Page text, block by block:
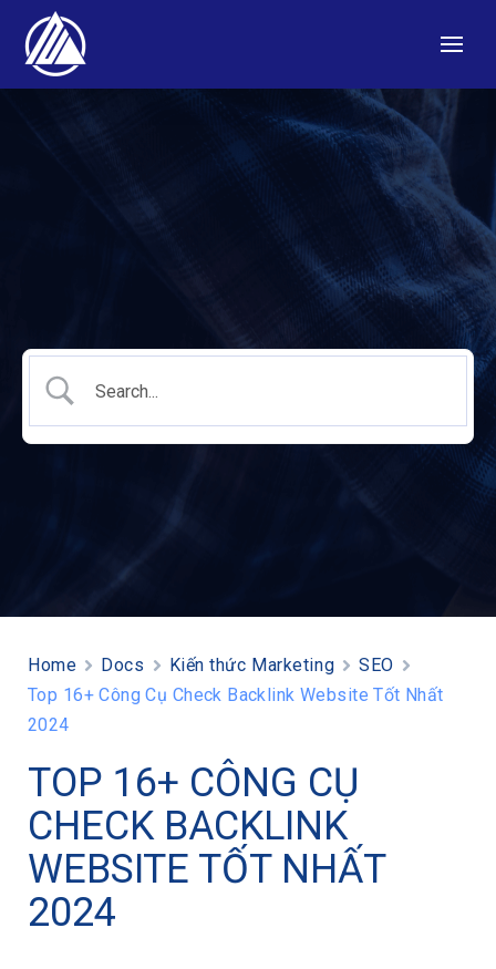
Home Docs Kiến thức Marketing
SEO
Top 16+ Công Cụ Check Backlink Website Tốt Nhất
2024
TOP 16+ CÔNG CỤ
CHECK BACKLINK
WEBSITE TỐT NHẤT
2024